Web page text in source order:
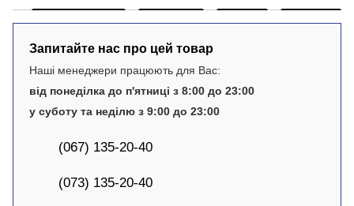
Запитайте нас про цей товар
Наші менеджери працюють для Вас:
від понеділка до п'ятниці з 8:00 до 23:00
у суботу та неділю з 9:00 до 23:00
(067) 135-20-40
(073) 135-20-40